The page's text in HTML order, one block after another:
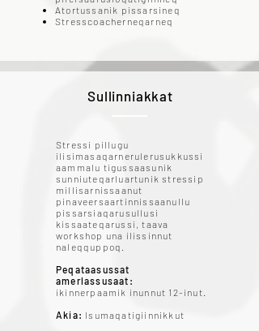
Atortussanik pissarsineq
Stresscoacherneqarneq
Sullinniakkat
Stressi pillugu
ilisimasaqarnerulerusukkussi
aammalu tigussaasunik
sunniuteqarluartunik stressip
millisarnissaanut
pinaveersaartinnissaanullu
pissarsiaqarusullusi
kissaateqarussi, taava
workshop una ilissinnut
naleqquppoq.
Peqataasussat
amerlassusaat:
ikinnerpaamik inunnut 12-inut.
Akia: Isumaqatigiinnikkut